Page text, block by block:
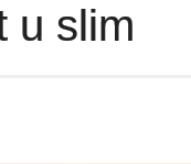
u slim